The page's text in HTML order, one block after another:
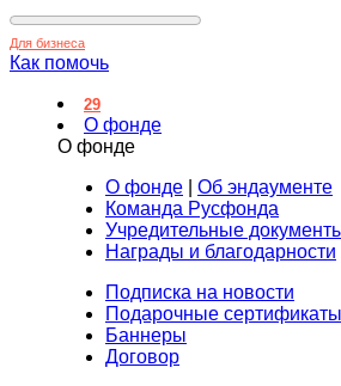
Для бизнеса
Как помочь
29
О фонде
О фонде
О фонде
Об эндаументе
Команда Русфонда
Учредительные
Награды и благодарности
Подписка на новости
Подарочные сертификаты
Баннеры
Договор